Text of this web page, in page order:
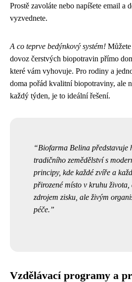
Prostě zavoláte nebo napíšete email a
vyzvednete.
A co teprve bedýnkový systém!
dovoz čerstvých biopotravin přímo
které vám vyhovuje. Pro rodiny a
doma pořád kvalitní biopotraviny, ale
každý týden, je to ideální řešení.
Biofarma Belina představuje
tradičního zemědělství s
principy, kde každé zvíře a
přirozené místo v kruhu
zdrojem zisku, ale živým
péče.
Vzdělávací programy a